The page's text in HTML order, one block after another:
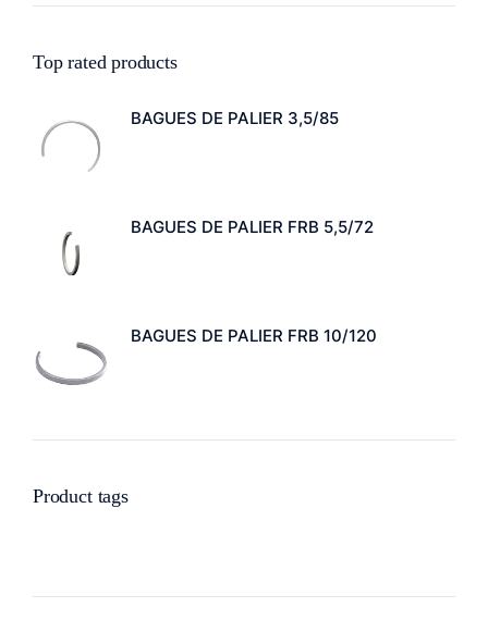
Top rated products
BAGUES DE PALIER 3,5/85
BAGUES DE PALIER FRB 5,5/72
BAGUES DE PALIER FRB 10/120
Product tags